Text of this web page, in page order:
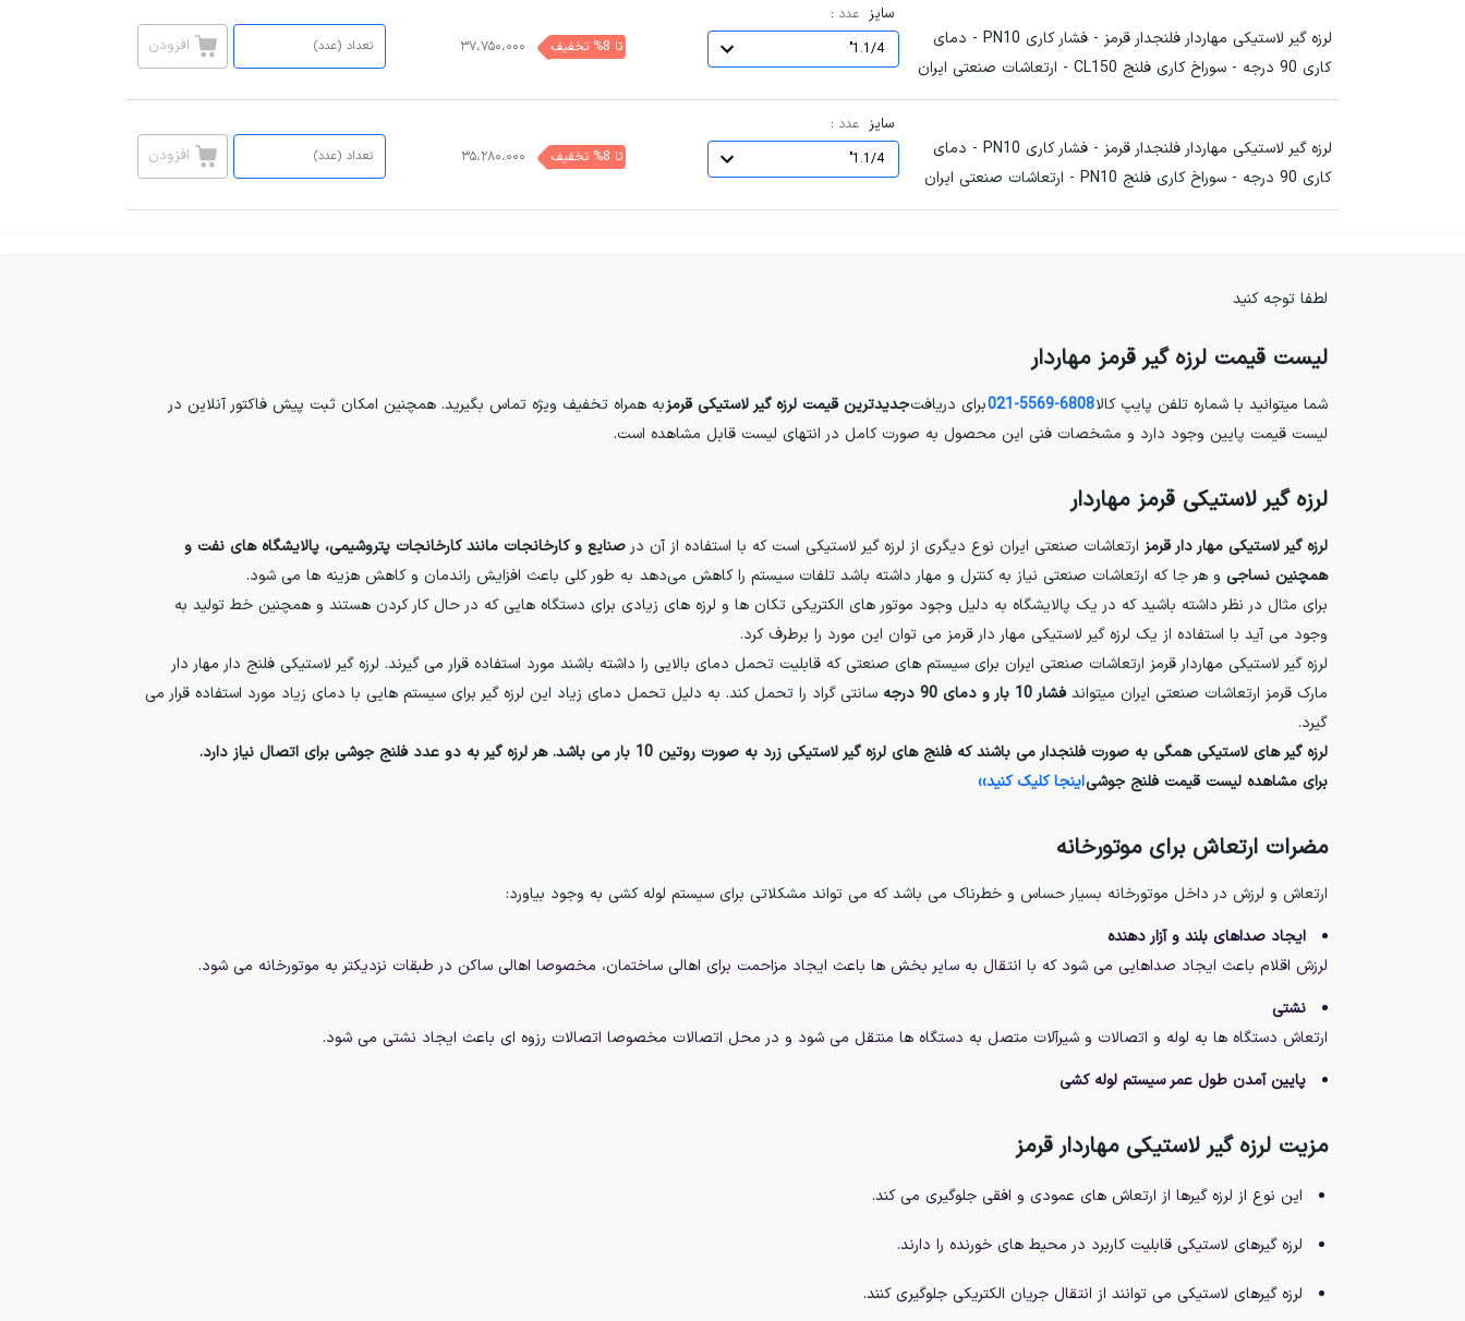
لرزه گیر لاستیکی مهاردار فلنجدار قرمز - فشار کاری PN10 - دمای
کاری 90 درجه - سوراخ کاری فلنج CL150 - ارتعاشات صنعتی ایران
سایز عدد :
1.1/4" تا 8% تخفیف ۳۷،۷۵۰،۰۰۰
لرزه گیر لاستیکی مهاردار فلنجدار قرمز - فشار کاری PN10 - دمای
کاری 90 درجه - سوراخ کاری فلنج PN10 - ارتعاشات صنعتی ایران
سایز عدد :
1.1/4" تا 8% تخفیف ۳۵،۲۸۰،۰۰۰
لطفا توجه کنید
لیست قیمت لرزه گیر قرمز مهاردار
شما میتوانید با شماره تلفن پایپ کالا6808-5569-021 برای دریافتجدیدترین قیمت لرزه گیر لاستیکی قرمزبه همراه تخفیف ویژه تماس بگیرید. همچنین امکان ثبت پیش فاکتور آنلاین در
لیست قیمت پایین وجود دارد و مشخصات فنی این محصول به صورت کامل در انتهای لیست قابل مشاهده است.
لرزه گیر لاستیکی قرمز مهاردار
لرزه گیر لاستیکی مهار دار قرمز ارتعاشات صنعتی ایران نوع دیگری از لرزه گیر لاستیکی است که با استفاده از آن در صنایع و کارخانجات مانند کارخانجات پتروشیمی، پالایشگاه های نفت و
همچنین نساجی و هر جا که ارتعاشات صنعتی نیاز به کنترل و مهار داشته باشد تلفات سیستم را کاهش می‌دهد به طور کلی باعث افزایش راندمان و کاهش هزینه ها می شود.
برای مثال در نظر داشته باشید که در یک پالایشگاه به دلیل وجود موتور های الکتریکی تکان ها و لرزه های زیادی برای دستگاه هایی که در حال کار کردن هستند و همچنین خط تولید به
وجود می آید با استفاده از یک لرزه گیر لاستیکی مهار دار قرمز می توان این مورد را برطرف کرد.
لرزه گیر لاستیکی مهاردار قرمز ارتعاشات صنعتی ایران برای سیستم های صنعتی که قابلیت تحمل دمای بالایی را داشته باشند مورد استفاده قرار می گیرند. لرزه گیر لاستیکی فلنج دار مهار دار
مارک قرمز ارتعاشات صنعتی ایران میتواندفشار 10 بار و دمای 90 درجه
سانتی گراد را تحمل کند. به دلیل تحمل دمای زیاد این لرزه گیر برای سیستم هایی با دمای زیاد مورد استفاده قرار می
گیرد.
لرزه گیر های لاستیکی همگی به صورت فلنجدار می باشند که فلنج های لرزه گیر لاستیکی زرد به صورت روتین 10 بار می باشد. هر لرزه گیر به دو عدد فلنج جوشی برای اتصال نیاز دارد.
برای مشاهده لیست قیمت فلنج جوشیاینجا کلیک کنید››
مضرات ارتعاش برای موتورخانه
ارتعاش و لرزش در داخل موتورخانه بسیار حساس و خطرناک می باشد که می تواند مشکلاتی برای سیستم لوله کشی به وجود بیاورد:
ایجاد صداهای بلند و آزار دهنده
لرزش اقلام باعث ایجاد صداهایی می شود که با انتقال به سایر بخش ها باعث ایجاد مزاحمت برای اهالی ساختمان، مخصوصا اهالی ساکن در طبقات نزدیکتر به موتورخانه می شود.
نشتی
ارتعاش دستگاه ها به لوله و اتصالات و شیرآلات متصل به دستگاه ها منتقل می شود و در محل اتصالات مخصوصا اتصالات رزوه ای باعث ایجاد نشتی می شود.
پایین آمدن طول عمر سیستم لوله کشی
مزیت لرزه گیر لاستیکی مهاردار قرمز
این نوع از لرزه گیرها از ارتعاش های عمودی و افقی جلوگیری می کند.
لرزه گیرهای لاستیکی قابلیت کاربرد در محیط های خورنده را دارند.
لرزه گیرهای لاستیکی می توانند از انتقال جریان الکتریکی جلوگیری کنند.